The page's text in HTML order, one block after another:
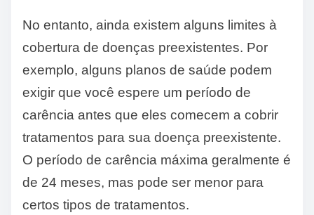
No entanto, ainda existem alguns limites à
cobertura de doenças preexistentes. Por
exemplo, alguns planos de saúde podem
exigir que você espere um período de
carência antes que eles comecem a cobrir
tratamentos para sua doença preexistente.
O período de carência máxima geralmente é
de 24 meses, mas pode ser menor para
certos tipos de tratamentos.